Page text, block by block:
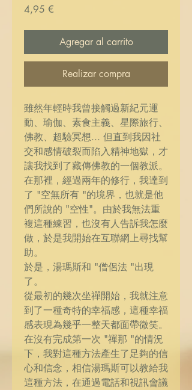
4,95 €
Agregar al carrito
Realizar compra
雖然年輕時我曾接觸過新紀元運
動、瑜伽、素食主義、星際旅行、
佛教、超驗冥想... 但直到我因社
交和感情破裂而陷入精神地獄，才
讓我找到了藏傳佛教的一個教派。
在那裡，經過兩年的修行，我達到
了 "空無所有 "的境界，也就是他
們所說的 "空性"。由於我無法重
複這種練習，也沒有人告訴我怎麼
做，於是我開始在互聯網上尋找幫
助。
於是，湯瑪斯和 "僧侶法 "出現
了。
從最初的幾次坐禪開始，我就注意
到了一種奇特的幸福感，這種幸福
感表現為幾乎一整天都面帶微笑。
在沒有完成第一次 "禪那 "的情況
下，我對這種方法產生了足夠的信
心和信念，相信湯瑪斯可以教給我
這種方法，在通過電話和視訊會議